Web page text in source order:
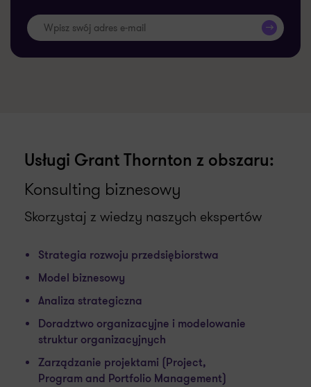
>>
Usługi Grant Thornton z obszaru:
Konsulting biznesowy
Skorzystaj z wiedzy naszych ekspertów
Strategia rozwoju przedsiębiorstwa
Model biznesowy
Analiza strategiczna
Doradztwo organizacyjne i modelowanie
struktur organizacyjnych
Zarządzanie projektami (Project,
Program and Portfolio Management)